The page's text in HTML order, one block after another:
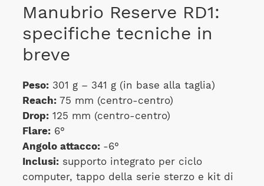
Manubrio Reserve RD1:
specifiche tecniche in
breve
Peso:301 g – 341 g (in base alla taglia)
Reach: 75 mm (centro-centro)
Drop:125 mm (centro-centro)
Flare:6°
Angolo attacco: -6°
Inclusi:supporto integrato per ciclo
computer, tappo della serie sterzo e kit di